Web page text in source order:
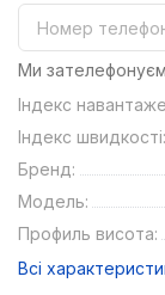
Ми
Індекс
Індекс швидкості:
Бренд:
Модель:
Профиль висота:
Всі